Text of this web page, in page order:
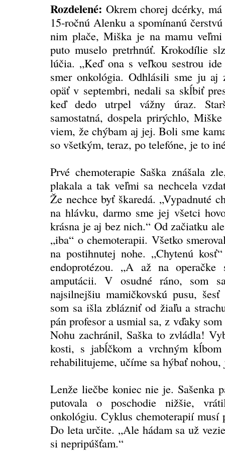
Rozdelené: Okrem chorej dcérky,
15-ročnú Alenku a spomínanú
nim plače, Miška je na mamu veľmi
puto muselo pretrhnúť. Krokodílie
lúčia. „Keď ona s veľkou sestrou
smer onkológia. Odhlásili sme ju aj
opäť v septembri, nedali sa skĺbiť
keď dedo utrpel vážny úraz.
samostatná, dospela prirýchlo,
viem, že chýbam aj jej. Boli sme
so všetkým, teraz, po telefóne, je to
Prvé chemoterapie Saška znášala
plakala a tak veľmi sa nechcela
Že nechce byť škaredá. „Vypadnuté
na hlávku, darmo sme jej všetci
krásna je aj bez nich.“ Od začiatku
„iba“ o chemoterapii. Všetko
na postihnutej nohe. „Chytenú
endoprotézou. „A až na
amputácii. V osudné ráno, som
najsilnejšiu mamičkovskú pusu,
som sa išla zblázniť od žiaľu a
pán profesor a usmial sa, z vďaky
Nohu zachránil, Saška to zvládla!
kosti, s jabĺčkom a vrchným
rehabilitujeme, učíme sa hýbať
Lenže liečbe koniec nie je. Sašenka
putovala o poschodie nižšie,
onkológiu. Cyklus chemoterapií musí
Do leta určite. „Ale hádam sa už
si nepripúšťam.“